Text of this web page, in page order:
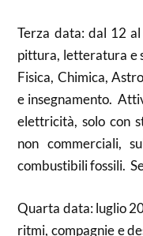
Terza data: dal 12
pittura, letteratura e
Fisica, Chimica,
e insegnamento.
elettricità, solo con
non commerciali,
combustibili fossili.
Quarta data: luglio
ritmi, compagnie e